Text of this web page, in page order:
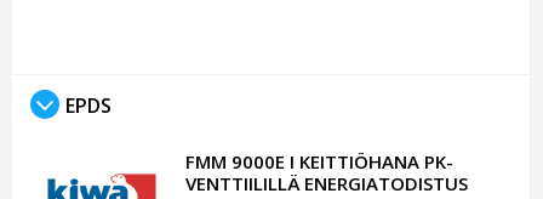
EPDS
FMM 9000E I KEITTIÖHANA PK-
VENTTIILILLÄ ENERGIATODISTUS